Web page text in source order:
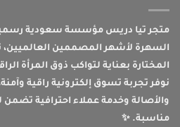
متجر تيا دريس مؤسسة سعودية
السهرة لأشهر المصممين العالميين،
المختارة بعناية لتواكب ذوق المرأة
نوفر تجربة تسوق إلكترونية راقية
والأصالة وخدمة عملاء احترافية تضمن
مناسبة. ✨